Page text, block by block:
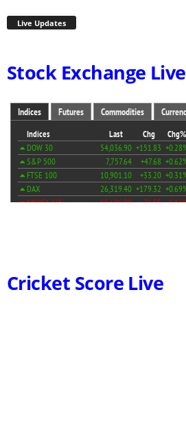
Live Updates
Stock Exchange Live
Cricket Score Live